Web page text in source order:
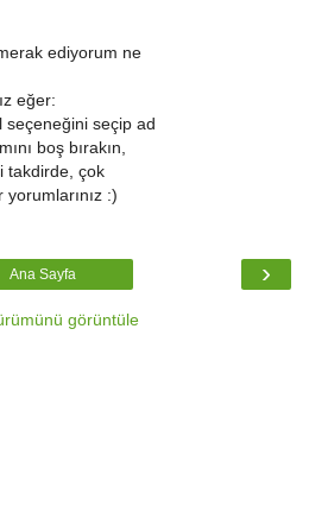
ediyorum ne
eğer:
seçeneğini seçip ad
boş bırakın,
takdirde, çok
:)
›
Ana Sayfa
görüntüle